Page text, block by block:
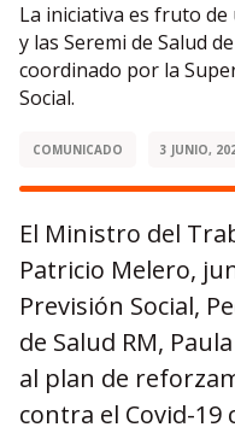
La iniciativa es fruto
y las Seremi de Salud
coordinado por la
Social.
COMUNICADO 3 JUNIO,
El Ministro del
Patricio Melero,
Previsión Social,
de Salud RM,
al plan de
contra el Covid-19